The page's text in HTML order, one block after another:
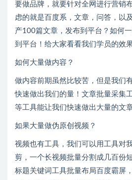
要做品牌，就要针对全网进行营销
虑的就是百度系，文章，问答，以
产100篇文章，发布到平台？如何
到平台！给大家看看我们学员的效果
如何大量做内容？
做内容前期虽然比较苦，但是我们
快速做出我们的量！文章批量采集
等工具能让我们快速做出大量的文章
如果大量做伪原创视频？
视频也有工具，我们可以用工具对
剪，一个长视频批量分割成几百份
标题关键词工具批量布局百度霸屏